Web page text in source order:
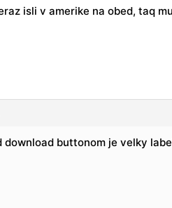
isli v amerike na obed, taq
download buttonom je velky